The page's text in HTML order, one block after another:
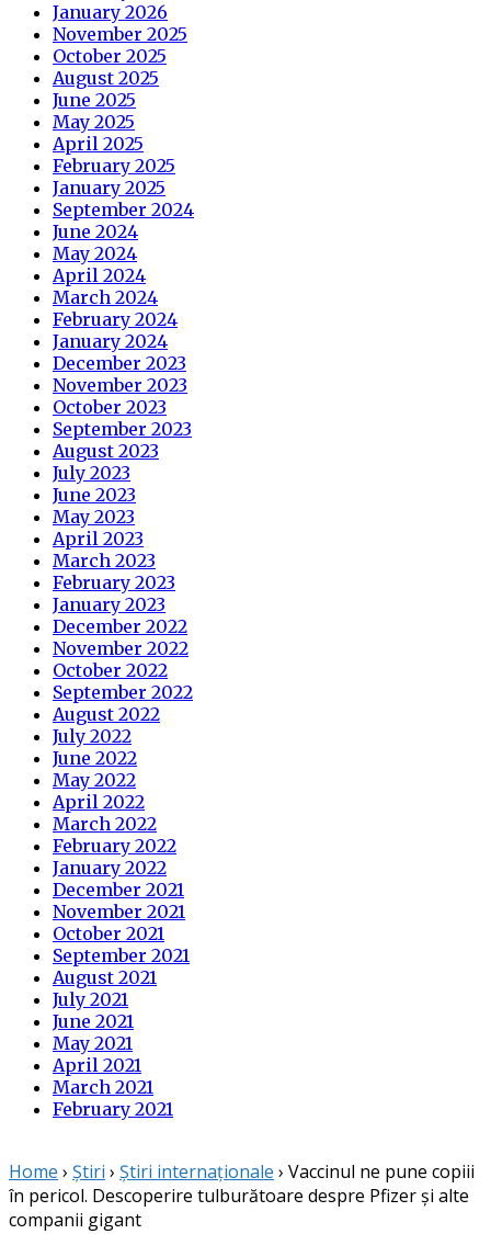
January 2026
November 2025
October 2025
August 2025
June 2025
May 2025
April 2025
February 2025
January 2025
September 2024
June 2024
May 2024
April 2024
March 2024
February 2024
January 2024
December 2023
November 2023
October 2023
September 2023
August 2023
July 2023
June 2023
May 2023
April 2023
March 2023
February 2023
January 2023
December 2022
November 2022
October 2022
September 2022
August 2022
July 2022
June 2022
May 2022
April 2022
March 2022
February 2022
January 2022
December 2021
November 2021
October 2021
September 2021
August 2021
July 2021
June 2021
May 2021
April 2021
March 2021
February 2021
Home › Știri › Știri internaționale › Vaccinul ne pune copiii
în pericol. Descoperire tulburătoare despre Pfizer și alte
companii gigant